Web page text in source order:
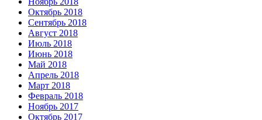
Октябрь 2018
Сентябрь 2018
Август 2018
Июль 2018
Июнь 2018
Май 2018
Апрель 2018
Март 2018
Февраль 2018
Ноябрь 2017
Октябрь 2017